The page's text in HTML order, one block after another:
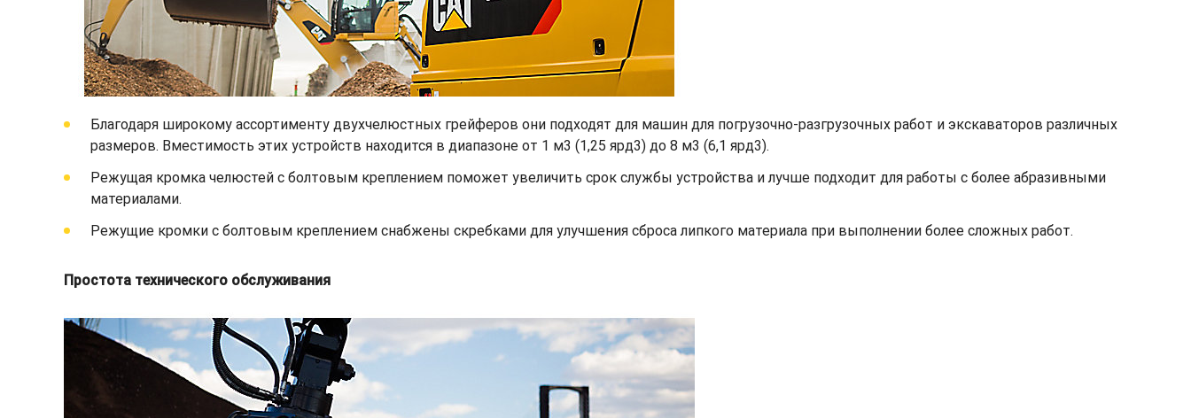
Благодаря широкому ассортименту двухчелюстных грейферов они подходят для машин для погрузочно-разгрузочных работ и экскаваторов различных
размеров. Вместимость этих устройств находится в диапазоне от 1 м3 (1,25 ярд3) до 8 м3 (6,1 ярд3).
Режущая кромка челюстей с болтовым креплением поможет увеличить срок службы устройства и лучше подходит для работы с более абразивными
материалами.
Режущие кромки с болтовым креплением снабжены скребками для улучшения сброса липкого материала при выполнении более сложных работ.
Простота технического обслуживания